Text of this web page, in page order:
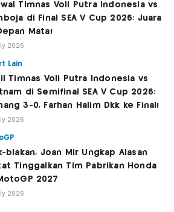
Timnas Voli Putra Indonesia vs
di Final SEA V Cup 2026: Juara
Mata!
2026
Lain
Timnas Voli Putra Indonesia vs
di Semifinal SEA V Cup 2026:
3-0, Farhan Halim Dkk ke Final!
2026
blakan, Joan Mir Ungkap Alasan
Tinggalkan Tim Pabrikan Honda
2027
2026